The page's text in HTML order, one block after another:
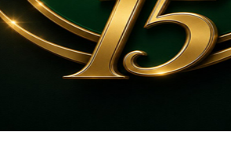
“Setelah selesai saya menanyakan
Tapi oleh tukang sound dibantah
kata Mutiara.
Atas kejadian tersebut Mutiara